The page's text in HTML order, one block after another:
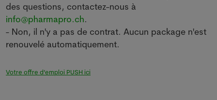
des questions, contactez-nous à
info@pharmapro.ch.
- Non, il n'y a pas de contrat. Aucun package n'est
renouvelé automatiquement.
Votre offre d’emploi PUSH ici